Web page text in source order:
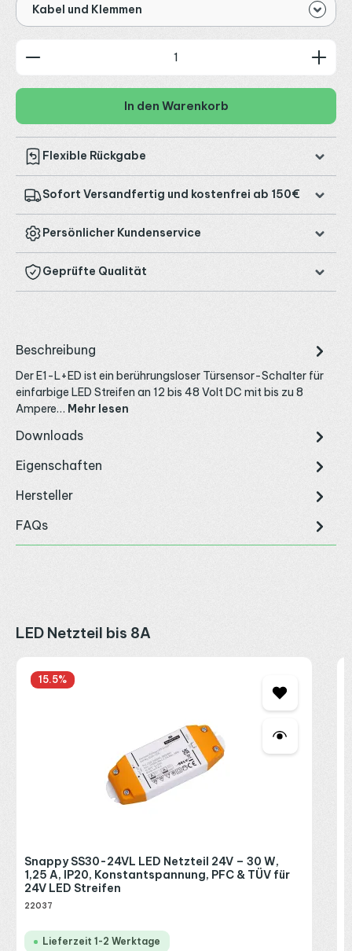
Kabel und Klemmen
Produkt Anzahl: Gib den gewünschten Wert ein
In den Warenkorb
Flexible Rückgabe
Sofort Versandfertig und kostenfrei ab 150€
Persönlicher Kundenservice
Geprüfte Qualität
Beschreibung
Der E1-L+ED ist ein berührungsloser Türsensor-Schalter für
einfarbige LED Streifen an 12 bis 48 Volt DC mit bis zu 8
Ampere… Mehr lesen
Downloads
Eigenschaften
Hersteller
FAQs
Produktgalerie überspringen
LED Netzteil bis 8A
15.5%
Snappy SS30-24VL LED Netzteil 24V – 30 W,
1,25 A, IP20, Konstantspannung, PFC & TÜV für
24V LED Streifen
22037
Lieferzeit 1-2 Werktage